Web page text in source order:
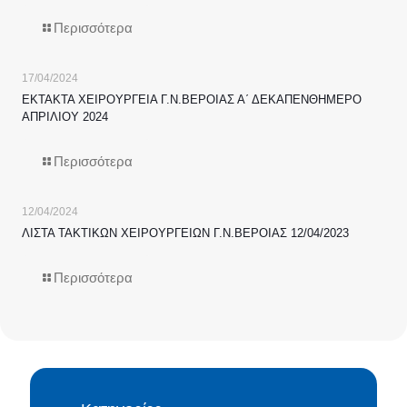
Περισσότερα
17/04/2024
ΕΚΤΑΚΤΑ ΧΕΙΡΟΥΡΓΕΙΑ Γ.Ν.ΒΕΡΟΙΑΣ Α΄ ΔΕΚΑΠΕΝΘΗΜΕΡΟ
ΑΠΡΙΛΙΟΥ 2024
Περισσότερα
12/04/2024
ΛΙΣΤΑ ΤΑΚΤΙΚΩΝ ΧΕΙΡΟΥΡΓΕΙΩΝ Γ.Ν.ΒΕΡΟΙΑΣ 12/04/2023
Περισσότερα